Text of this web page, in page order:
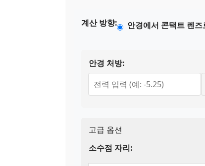
계산 방향: 안경에서 콘택트 렌즈
안경 처방:
고급 옵션
소수점 자리: